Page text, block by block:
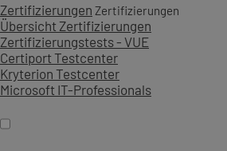
Zertifizierungen Zertifizierungen
Übersicht Zertifizierungen
Zertifizierungstests - VUE
Certiport Testcenter
Kryterion Testcenter
Microsoft IT-Professionals